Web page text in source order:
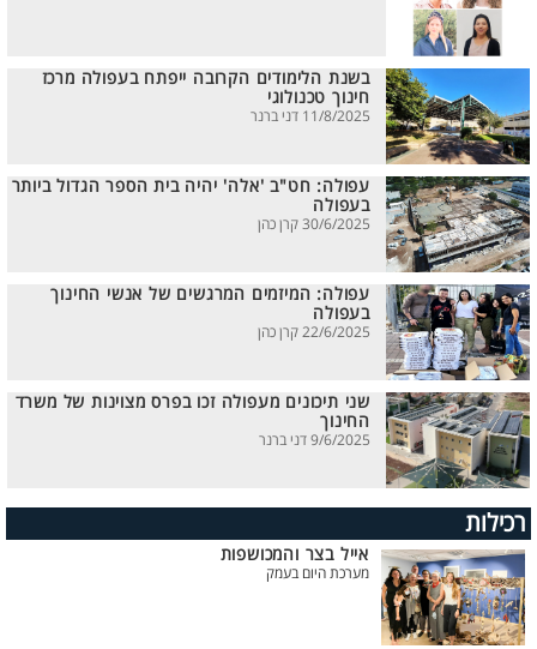
בשנת הלימודים הקרובה ייפתח בעפולה מרכז
חינוך טכנולוגי
11/8/2025 דני ברנר
עפולה: חט"ב 'אלה' יהיה בית הספר הגדול ביותר
בעפולה
30/6/2025 קרן כהן
עפולה: המיזמים המרגשים של אנשי החינוך
בעפולה
22/6/2025 קרן כהן
שני תיכונים מעפולה זכו בפרס מצוינות של משרד
החינוך
9/6/2025 דני ברנר
רכילות
אייל בצר והמכושפות
מערכת היום בעמק